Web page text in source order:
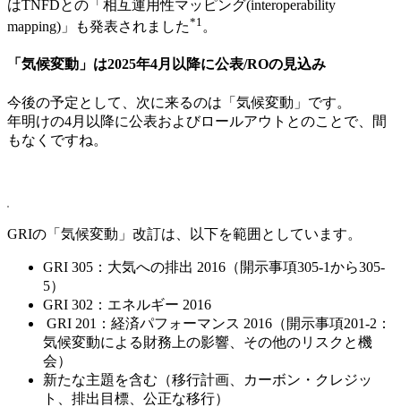
はTNFDとの「相互運用性マッピング(interoperability
mapping)」も発表されました*1 。
「気候変動」は2025年4月以降に公表/ROの見込み
今後の予定として、次に来るのは「気候変動」です。
年明けの4月以降に公表およびロールアウトとのことで、間
もなくですね。
GRIの「気候変動」改訂は、以下を範囲としています。
GRI 305：大気への排出 2016（開示事項305-1から305-
5）
GRI 302：エネルギー 2016
GRI 201：経済パフォーマンス 2016（開示事項201-2：
気候変動による財務上の影響、その他のリスクと機
会）
新たな主題を含む（移行計画、カーボン・クレジッ
ト、排出目標、公正な移行）